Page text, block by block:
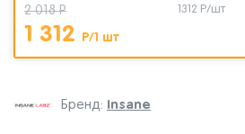
Бренд: Insane
2 018 Р
1 312 Р/1 шт
1312 Р/шт